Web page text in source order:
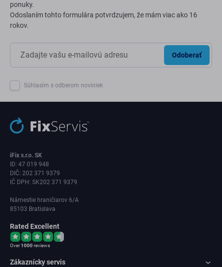
ponuky.
Odoslaním tohto formulára potvrdzujem, že mám viac ako 16
rokov.
Odoberať
Súhlasím s odberom noviniek
iFix s.r.o. SK
ID: 47 019 948
DIČ: 202 371 9379
IČ DPH: SK202 371 9379
Námestie hraničiarov 6/A
85103 Bratislava
Rated Excellent
Over1000reviews
Zákaznícky servis